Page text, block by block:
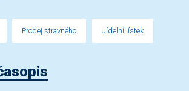
Prodej stravného Jídelní lístek